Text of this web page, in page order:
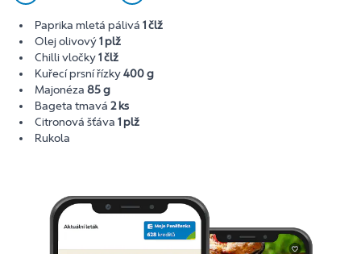
Paprika mletá pálivá 1 člž
Olej olivový1 plž
Chilli vločky1 člž
Kuřecí prsní řízky400 g
Majonéza 85 g
Bageta tmavá 2 ks
Citronová šťáva 1 plž
Rukola